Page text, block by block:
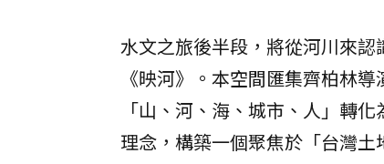
水文之旅後半段，將從河川來
《映河》。本空間匯集齊柏林
「山、河、海、城市、人」轉
理念，構築一個聚焦於「台灣